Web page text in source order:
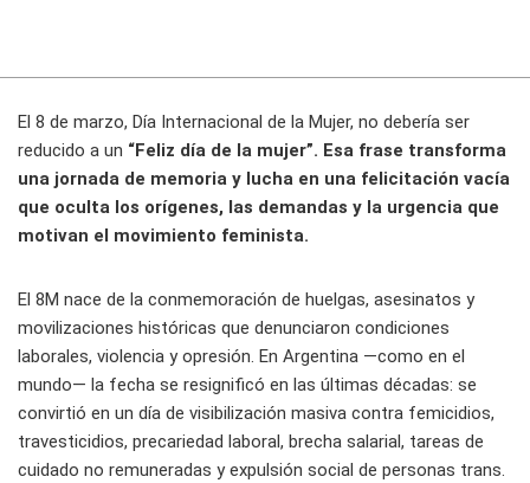
El 8 de marzo, Día Internacional de la Mujer, no debería ser
reducido a un “Feliz día de la mujer”. Esa frase transforma
una jornada de memoria y lucha en una felicitación vacía
que oculta los orígenes, las demandas y la urgencia que
motivan el movimiento feminista.
El 8M nace de la conmemoración de huelgas, asesinatos y
movilizaciones históricas que denunciaron condiciones
laborales, violencia y opresión. En Argentina —como en el
mundo— la fecha se resignificó en las últimas décadas: se
convirtió en un día de visibilización masiva contra femicidios,
travesticidios, precariedad laboral, brecha salarial, tareas de
cuidado no remuneradas y expulsión social de personas trans.